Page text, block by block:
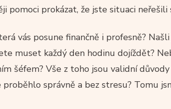
pomoci prokázat, že jste situaci neřešili
vás posune finančně i profesně?
muset každý den hodinu dojíždět?
šéfem? Vše z toho jsou validní
správně a bez stresu? Tomu